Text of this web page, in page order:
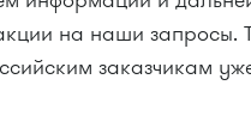
на наши запросы.
заказчикам